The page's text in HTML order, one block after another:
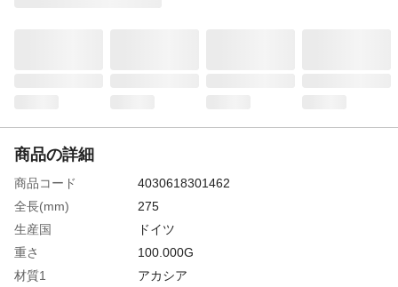
商品の詳細
商品コード
4030618301462
全長(mm)
275
生産国
ドイツ
重さ
100.000G
材質1
アカシア